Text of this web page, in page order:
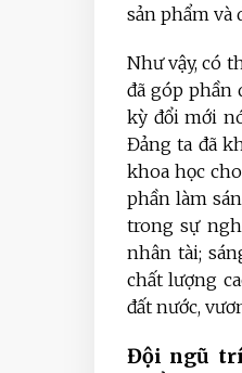
sản phẩm và
Như vậy, có
đã góp phần
kỳ đổi mới
Đảng ta đã
khoa học
phần làm
trong sự
nhân tài;
chất lượng
đất nước,
Đội ngũ trí